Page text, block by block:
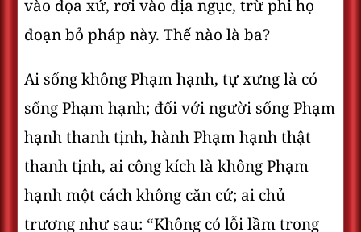
vào đọa xứ, rơi vào địa ngục, trừ phi họ
đoạn bỏ pháp này. Thế nào là ba?
Ai sống không Phạm hạnh, tự xưng là có
sống Phạm hạnh; đối với người sống Phạm
hạnh thanh tịnh, hành Phạm hạnh thật
thanh tịnh, ai công kích là không Phạm
hạnh một cách không căn cứ; ai chủ
trương như sau: “Không có lỗi lầm trong